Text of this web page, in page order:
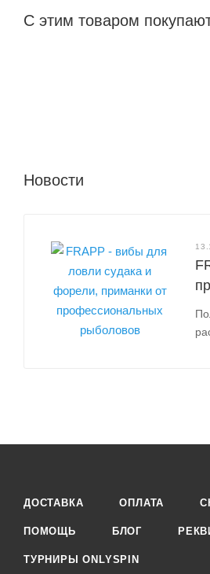
С этим товаром
Новости
ДОСТАВКА ОПЛАТА
ПОМОЩЬ БЛОГ
ТУРНИРЫ ONLYSPIN